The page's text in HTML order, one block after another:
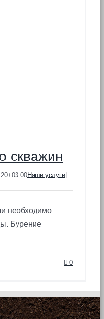
скважин
Наши услуги
необходимо
Бурение
0